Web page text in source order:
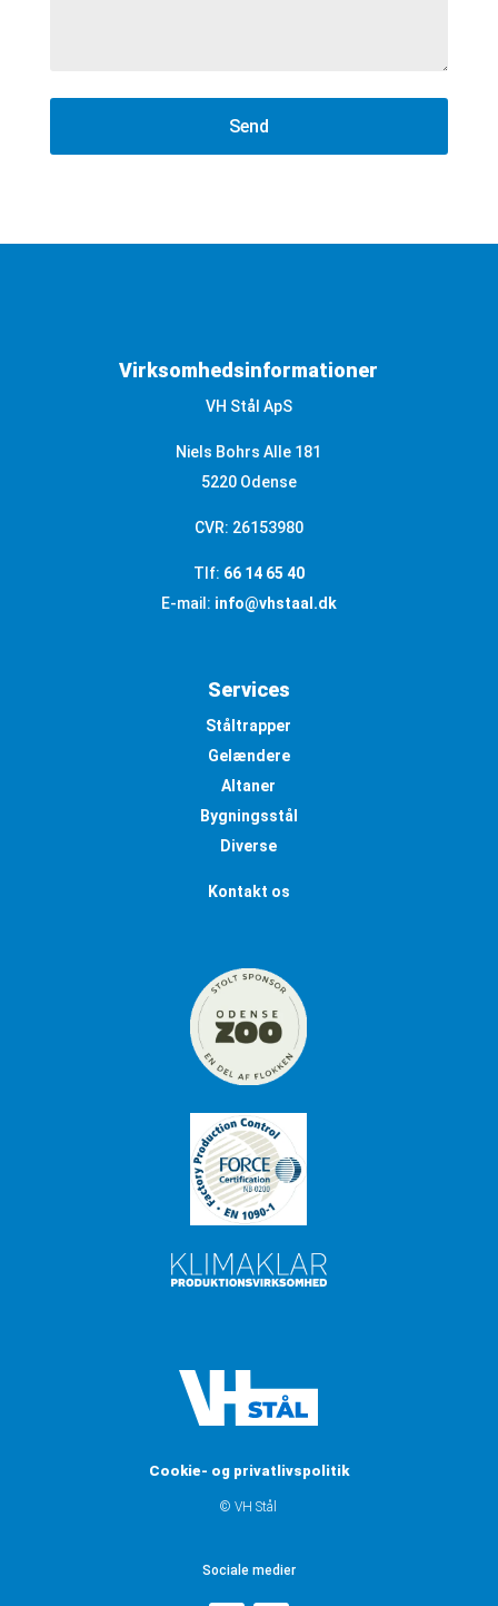
Virksomhedsinformationer
VH Stål ApS
Niels Bohrs Alle 181
5220 Odense
CVR: 26153980
Tlf: 66 14 65 40
E-mail: info@vhstaal.dk
Services
Ståltrapper
Gelændere
Altaner
Bygningsstål
Diverse
Kontakt os
Cookie- og privatlivspolitik
© VH Stål
Sociale medier